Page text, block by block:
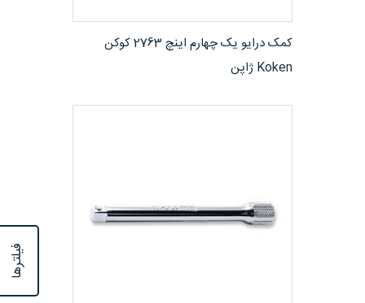
فیلترها
مشاهده محصول
کمک درایو یک چهارم اینچ 2763 کوکن
Koken ژاپن